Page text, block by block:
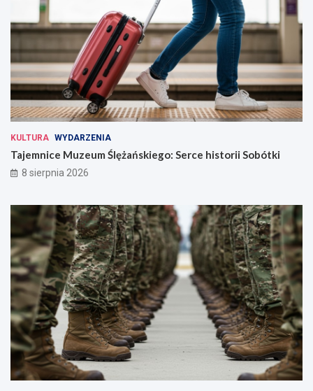
KULTURA WYDARZENIA
Tajemnice Muzeum Ślężańskiego: Serce historii Sobótki
8 sierpnia 2026